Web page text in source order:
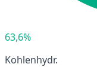
63,6%
Kohlenhydr.